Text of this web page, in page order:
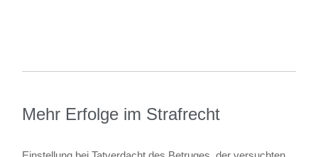
Mehr Erfolge im Strafrecht